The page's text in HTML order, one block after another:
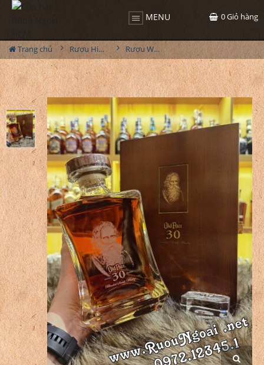
MENU 0Giỏ hàng
Trang chủ Rượu Hiếm - Cũ Rượu Whisky Old Parr 30 Năm